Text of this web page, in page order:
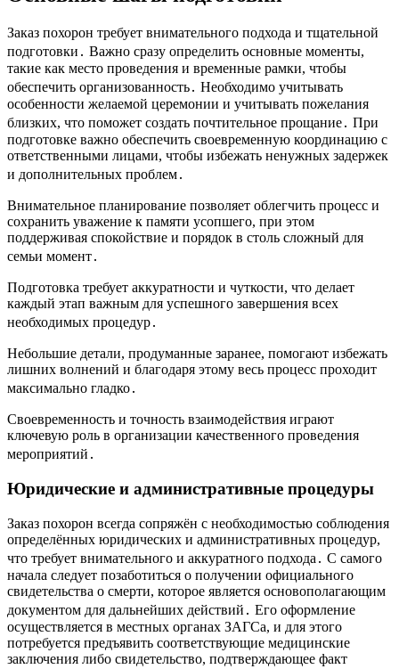
Заказ похорон требует внимательного подхода и тщательной
подготовки․ Важно сразу определить основные моменты,
такие как место проведения и временные рамки, чтобы
обеспечить организованность․ Необходимо учитывать
особенности желаемой церемонии и учитывать пожелания
близких, что поможет создать почтительное прощание․ При
подготовке важно обеспечить своевременную координацию с
ответственными лицами, чтобы избежать ненужных задержек
и дополнительных проблем․
Внимательное планирование позволяет облегчить процесс и
сохранить уважение к памяти усопшего, при этом
поддерживая спокойствие и порядок в столь сложный для
семьи момент․
Подготовка требует аккуратности и чуткости, что делает
каждый этап важным для успешного завершения всех
необходимых процедур․
Небольшие детали, продуманные заранее, помогают избежать
лишних волнений и благодаря этому весь процесс проходит
максимально гладко․
Своевременность и точность взаимодействия играют
ключевую роль в организации качественного проведения
мероприятий․
Юридические и административные процедуры
Заказ похорон всегда сопряжён с необходимостью соблюдения
определённых юридических и административных процедур,
что требует внимательного и аккуратного подхода․ С самого
начала следует позаботиться о получении официального
свидетельства о смерти, которое является основополагающим
документом для дальнейших действий․ Его оформление
осуществляется в местных органах ЗАГСа, и для этого
потребуется предъявить соответствующие медицинские
заключения либо свидетельство, подтверждающее факт